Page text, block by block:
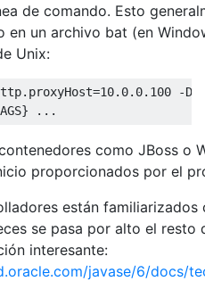
de comando. Esto
en un archivo bat (en
Unix:
. proxyHost=10.0. 0.100 -
} ...
como JBoss o
proporcionados por el
están
se pasa por alto el resto
interesante:
javase/6/docs/